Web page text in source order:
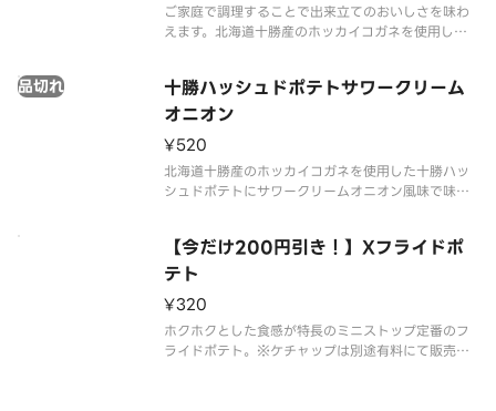
ご家庭で調理することで出来立てのおいしさを味わ
えます。北海道十勝産のホッカイコガネを使用した
おいしさです。
十勝ハッシュドポテトサワークリーム
オニオン
品切れ
¥520
北海道十勝産のホッカイコガネを使用した十勝ハッ
シュドポテトにサワークリームオニオン風味で味付
【今だけ200円引き！】Xフライドポ
テト
¥320
ホクホクとした食感が特長のミニストップ定番のフ
ライドポテト。※ケチャップは別途有料にて販売し